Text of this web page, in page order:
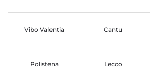
Vibo Valentia Cantu
Polistena Lecco